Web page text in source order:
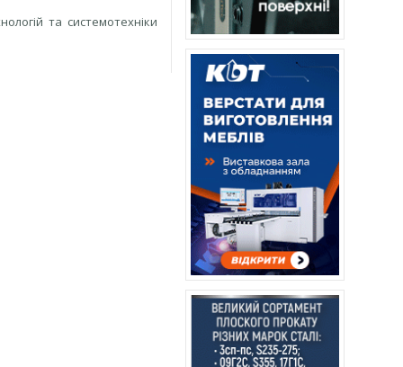
та системотехніки